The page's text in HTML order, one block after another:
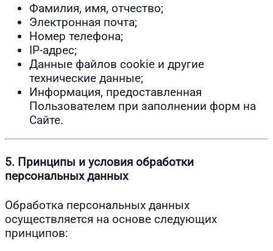
Фамилия, имя, отчество;
Электронная почта;
Номер телефона;
IP-адрес;
Данные файлов cookie и другие
технические данные;
Информация, предоставленная
Пользователем при заполнении форм на
Сайте.
5. Принципы и условия обработки
персональных данных
Обработка персональных данных
осуществляется на основе следующих
принципов: